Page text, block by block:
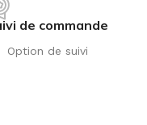
de commande
Option de suivi